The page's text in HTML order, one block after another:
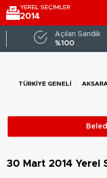
YEREL SEÇİMLER
2014
Açılan Sandık
%100
TÜRKIYE GENELI
30 Mart 2014 Yerel